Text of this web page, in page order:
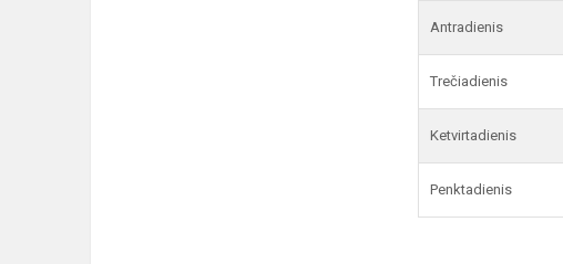
Antradienis
Trečiadienis
Ketvirtadienis
Penktadienis